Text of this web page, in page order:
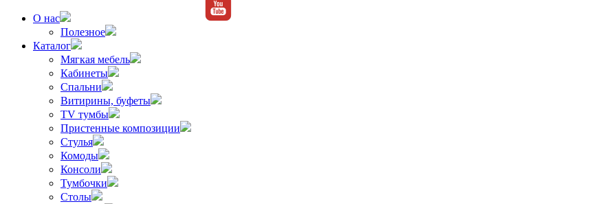
О нас
Полезное
Каталог
Мягкая мебель
Кабинеты
Спальни
Витирины, буфеты
TV тумбы
Пристенные композиции
Стулья
Комоды
Консоли
Тумбочки
Столы